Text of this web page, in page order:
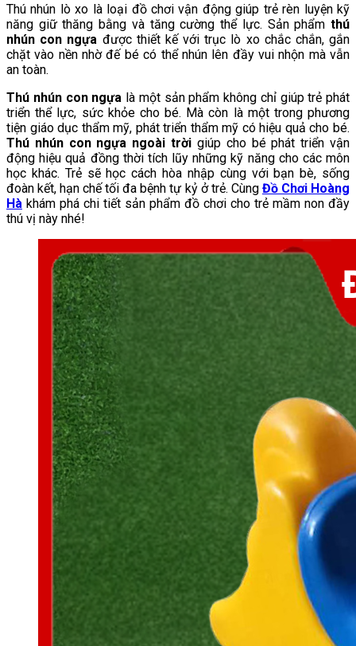
Thú nhún lò xo là loại đồ chơi vận động giúp trẻ rèn luyện kỹ
năng giữ thăng bằng và tăng cường thể lực. Sản phẩm thú
nhún con ngựa được thiết kế với trục lò xo chắc chắn, gắn
chặt vào nền nhờ đế bé có thể nhún lên đầy vui nhộn mà vẫn
an toàn.
Thú nhún con ngựa là một sản phẩm không chỉ giúp trẻ phát
triển thể lực, sức khỏe cho bé. Mà còn là một trong phương
tiện giáo dục thẩm mỹ, phát triển thẩm mỹ có hiệu quả cho bé.
Thú nhún con ngựa ngoài trời giúp cho bé phát triển vận
động hiệu quả đồng thời tích lũy những kỹ năng cho các môn
học khác. Trẻ sẽ học cách hòa nhập cùng với bạn bè, sống
đoàn kết, hạn chế tối đa bệnh tự kỷ ở trẻ. Cùng Đồ Chơi Hoàng
Hà khám phá chi tiết sản phẩm đồ chơi cho trẻ mầm non đầy
thú vị này nhé!